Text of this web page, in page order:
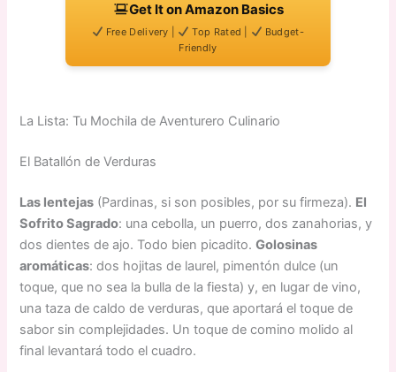
Get It on Amazon Basics
Free Delivery | Top Rated |
Budget-
Friendly
La Lista: Tu Mochila de Aventurero Culinario
El Batallón de Verduras
Las lentejas (Pardinas, si son posibles, por su firmeza). El
Sofrito Sagrado: una cebolla, un puerro, dos zanahorias, y
dos dientes de ajo. Todo bien picadito.Golosinas
aromáticas: dos hojitas de laurel, pimentón dulce (un
toque, que no sea la bulla de la fiesta) y, en lugar de vino,
una taza de caldo de verduras, que aportará el toque de
sabor sin complejidades. Un toque de comino molido al
final levantará todo el cuadro.